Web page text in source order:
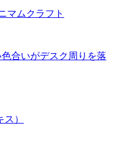
合いがデスク周りを落